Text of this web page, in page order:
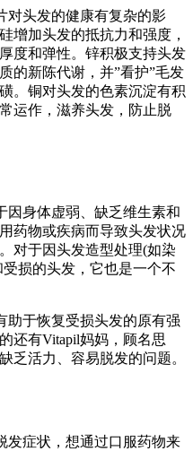
对头发的健康有复杂的影
增加头发的抵抗力和强度，
度和弹性。锌积极支持头发
的新陈代谢，并”看护”毛发
。铜对头发的色素沉淀有积
运作，滋养头发，防止脱
因身体虚弱、缺乏维生素和
药物或疾病而导致头发状况
对于因头发造型处理(如染
损的头发，它也是一个不
助于恢复受损头发的原有强
还有Vitapil妈妈，顾名思
乏活力、容易脱发的问题。
发症状，想通过口服药物来